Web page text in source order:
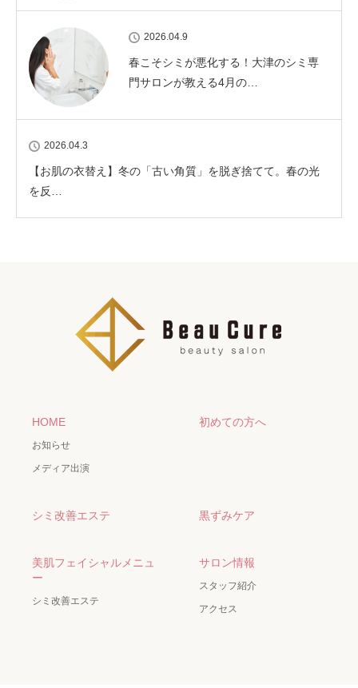
2026.04.9
春こそシミが悪化する！大津のシミ専
門サロンが教える4月の…
2026.04.3
【お肌の衣替え】冬の「古い角質」を脱ぎ捨てて。春の光
を反…
HOME
お知らせ
メディア出演
初めての方へ
シミ改善エステ 黒ずみケア
美肌フェイシャルメニュ
ー
シミ改善エステ
サロン情報
スタッフ紹介
アクセス